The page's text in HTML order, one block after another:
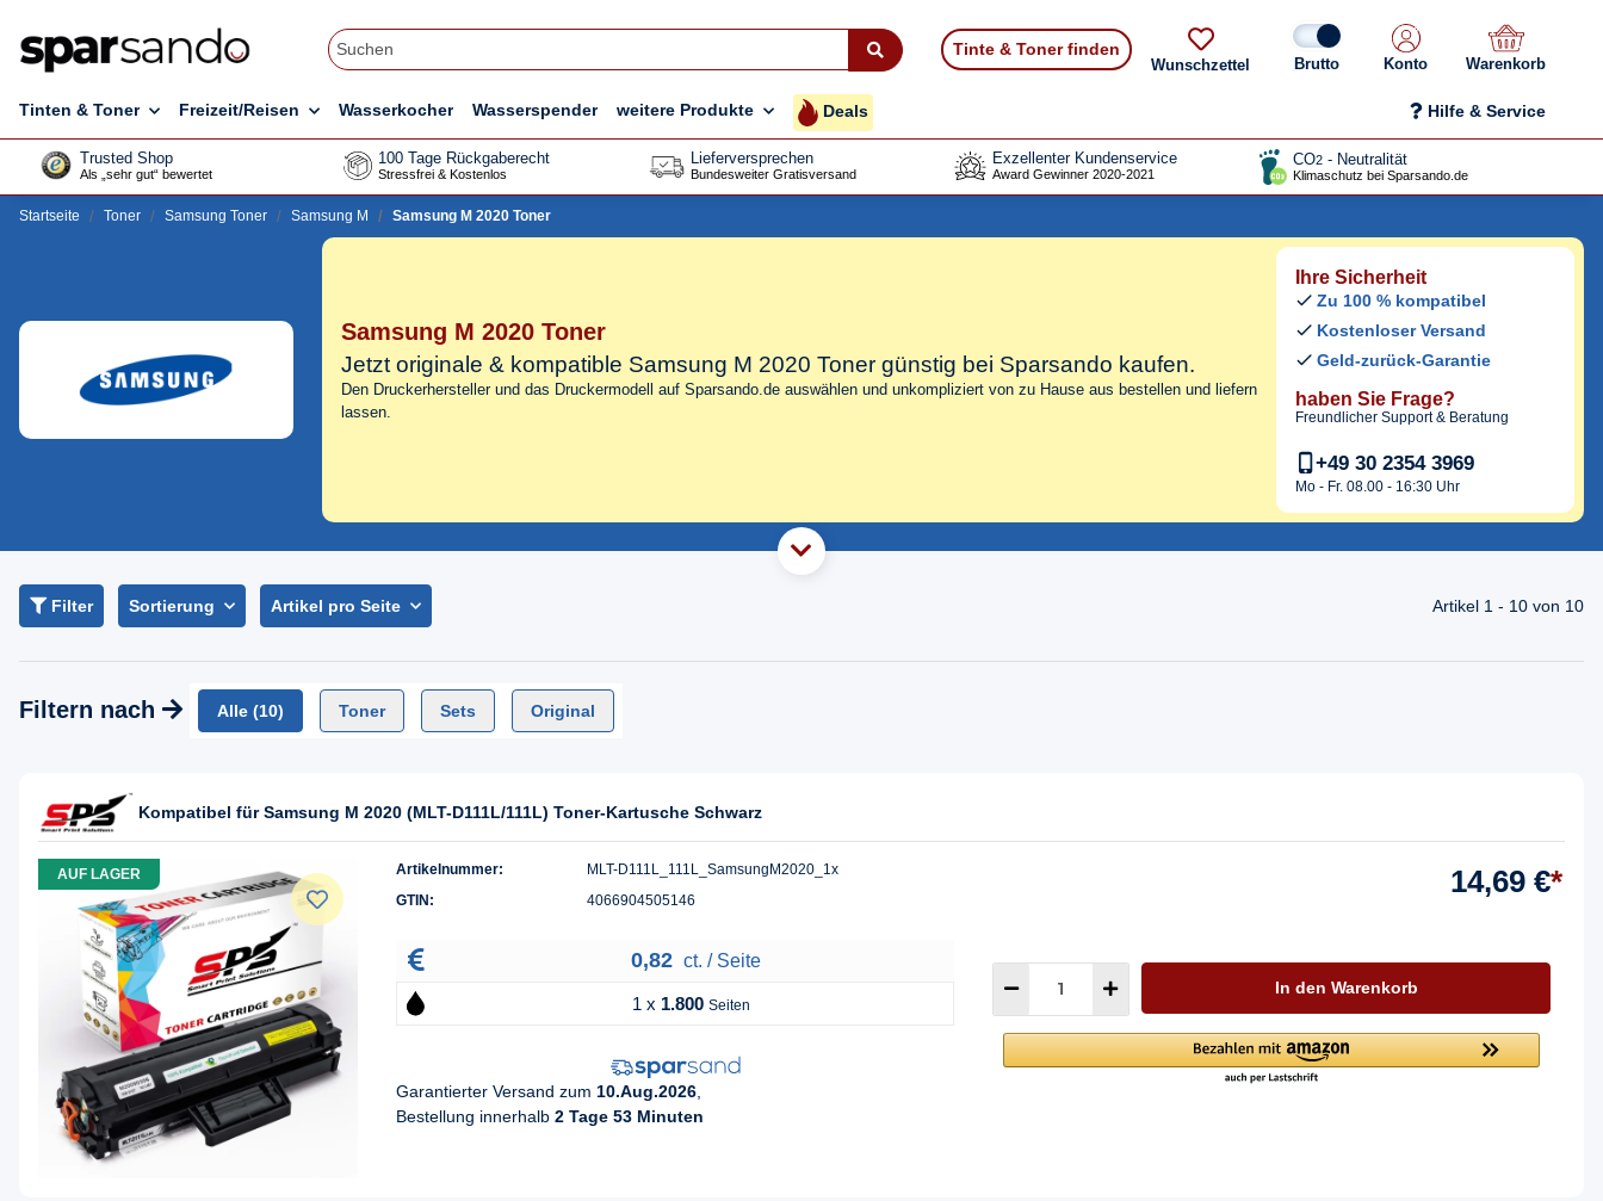
Tinte & Toner finden
Wunschzettel Konto Warenkorb
Tinten & Toner Freizeit/Reisen Wasserkocher Wasserspender weitere Produkte Deals Hilfe & Service
Trusted Shop
Als „sehr gut“ bewertet
100 Tage Rückgaberecht
Stressfrei & Kostenlos
Lieferversprechen
Bundesweiter Gratisversand
Exzellenter Kundenservice
Award Gewinner 2020-2021
CO2 - Neutralität
Klimaschutz bei Sparsando.de
Startseite Toner Samsung Toner Samsung M Samsung M 2020 Toner
Samsung M 2020 Toner
Jetzt originale & kompatible Samsung M 2020 Toner günstig bei Sparsando kaufen.
Den Druckerhersteller und das Druckermodell auf Sparsando.de auswählen und unkompliziert von zu Hause aus bestellen und liefern
lassen.
Ihre Sicherheit
Zu 100 % kompatibel
Kostenloser Versand
Geld-zurück-Garantie
haben Sie Frage?
Freundlicher Support & Beratung
+49 30 2354 3969
Mo - Fr. 08.00 - 16:30 Uhr
Filter Sortierung Artikel pro Seite Artikel 1 - 10 von 10
Filtern nach Alle (10) Toner Sets Original
Kompatibel für Samsung M 2020 (MLT-D111L/111L) Toner-Kartusche Schwarz
AUF LAGER Artikelnummer:
MLT-D111L_111L_SamsungM2020_1x
GTIN:
4066904505146
0,82 ct. / Seite
1 x 1.800 Seiten
Garantierter Versand zum 10.Aug.2026
Bestellung innerhalb 2 Tage 53 Minuten
14,69 €*
In den Warenkorb